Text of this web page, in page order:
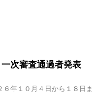
次審査通過者発表
年１０月４日から１８日ま